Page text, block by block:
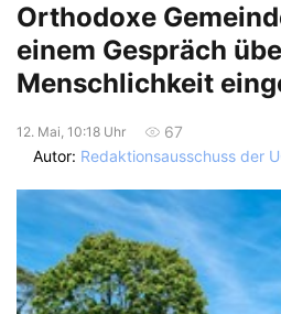
Orthodoxe
einem Gespräch
Menschlichkeit
12. Mai, 10:18 Uhr
67
Autor: Redaktionsausschuss der